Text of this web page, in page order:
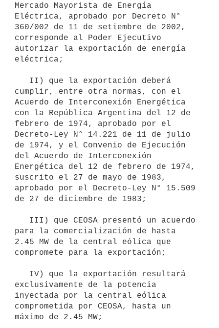
Mercado Mayorista de Energía
Eléctrica, aprobado por Decreto N°
360/002 de 11 de setiembre de 2002,
corresponde al Poder Ejecutivo
autorizar la exportación de energía
eléctrica;
cumplir, entre otra normas, con el
Acuerdo de Interconexión Energética
con la República Argentina del 12 de
febrero de 1974, aprobado por el
Decreto-Ley N° 14.221 de 11 de julio
de 1974, y el Convenio de Ejecución
del Acuerdo de Interconexión
Energética del 12 de febrero de 1974,
suscrito el 27 de mayo de 1983,
aprobado por el Decreto-Ley N° 15.509
de 27 de diciembre de 1983;
para la comercialización de hasta
2.45 MW de la central eólica que
compromete para la exportación;
exclusivamente de la potencia
inyectada por la central eólica
comprometida por CEOSA, hasta un
máximo de 2.45 MW;